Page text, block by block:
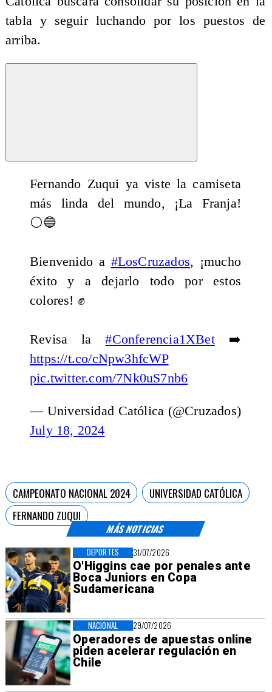
MÁS NOTICIAS
31/07/2026
O'Higgins cae por penales ante
Boca Juniors en Copa
Sudamericana
DEPORTES
29/07/2026
Operadores de apuestas online
piden acelerar regulación en
Chile
NACIONAL
tabla y seguir luchando por los puestos de
arriba.
Fernando Zuqui ya viste la camiseta
más linda del mundo, ¡La Franja!
⚪🔵
Bienvenido a #LosCruzados, ¡mucho
éxito y a dejarlo todo por estos
colores! ✊
Revisa la#Conferencia1XBet➡️
https://t.co/cNpw3hfcWP
pic.twitter.com/7Nk0uS7nb6
— Universidad Católica (@Cruzados)
July 18, 2024
CAMPEONATO NACIONAL 2024
UNIVERSIDAD CATÓLICA
FERNANDO ZUQUI